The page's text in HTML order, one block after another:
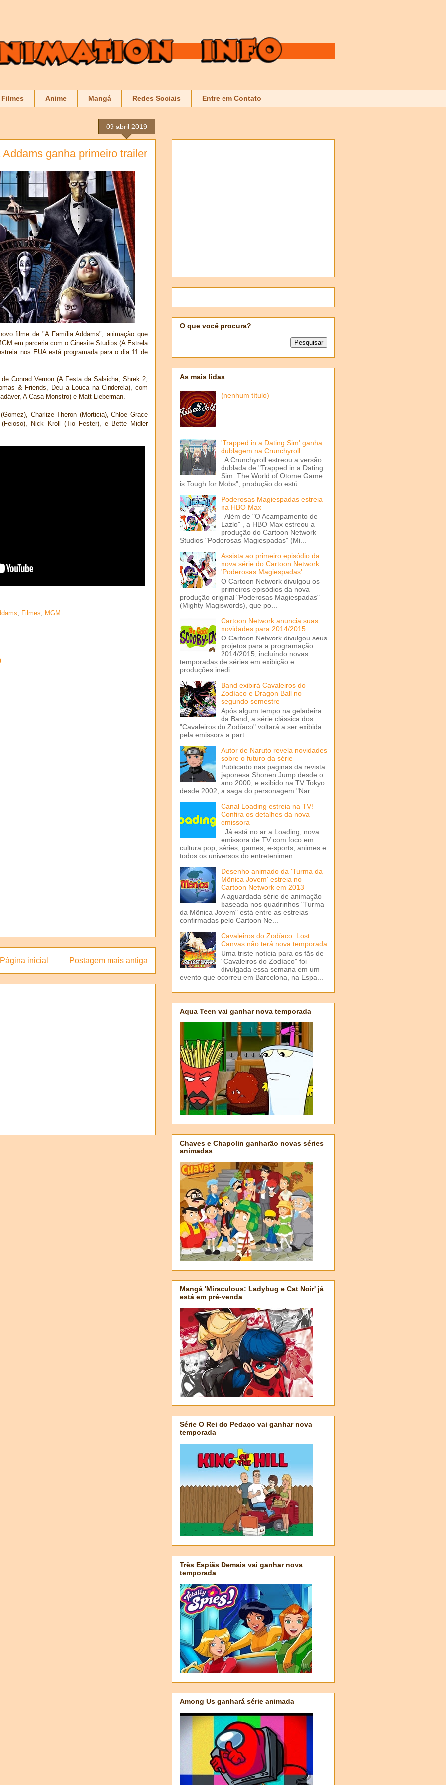
Filmes Anime Mangá Redes Sociais Entre em Contato
09 abril 2019
ganha primeiro trailer
filme de "A Família Addams", animação que
em parceria com o Cinesite Studios (A Estrela
nos EUA está programada para o dia 11 de
Conrad Vernon (A Festa da Salsicha, Shrek 2,
& Friends, Deu a Louca na Cinderela), com
A Casa Monstro) e Matt Lieberman.
Charlize Theron (Morticia), Chloe Grace
(Feioso), Nick Kroll (Tio Fester), e Bette Midler
, Filmes, MGM
Postagem mais antiga
Página inicial
O que você procura?
As mais lidas
(nenhum título)
'Trapped in a Dating Sim' ganha
dublagem na Crunchyroll
A Crunchyroll estreou a versão
dublada de "Trapped in a Dating
Sim: The World of Otome Game
is Tough for Mobs", produção do estú...
Poderosas Magiespadas estreia
na HBO Max
Além de "O Acampamento de
Lazlo" , a HBO Max estreou a
produção do Cartoon Network
Studios "Poderosas Magiespadas" (Mi...
Assista ao primeiro episódio da
nova série do Cartoon Network
'Poderosas Magiespadas'
O Cartoon Network divulgou os
primeiros episódios da nova
produção original "Poderosas Magiespadas"
(Mighty Magiswords), que po...
Cartoon Network anuncia suas
novidades para 2014/2015
O Cartoon Network divulgou seus
projetos para a programação
2014/2015, incluíndo novas
temporadas de séries em exibição e
produções inédi...
Band exibirá Cavaleiros do
Zodíaco e Dragon Ball no
segundo semestre
Após algum tempo na geladeira
da Band, a série clássica dos
"Cavaleiros do Zodíaco" voltará a ser exibida
pela emissora a part...
Autor de Naruto revela novidades
sobre o futuro da série
Publicado nas páginas da revista
japonesa Shonen Jump desde o
ano 2000, e exibido na TV Tokyo
desde 2002, a saga do personagem "Nar...
Canal Loading estreia na TV!
Confira os detalhes da nova
emissora
Já está no ar a Loading, nova
emissora de TV com foco em
cultura pop, séries, games, e-sports, animes e
todos os universos do entretenimen...
Desenho animado da 'Turma da
Mônica Jovem' estreia no
Cartoon Network em 2013
A aguardada série de animação
baseada nos quadrinhos "Turma
da Mônica Jovem" está entre as estreias
confirmadas pelo Cartoon Ne...
Cavaleiros do Zodíaco: Lost
Canvas não terá nova temporada
Uma triste notícia para os fãs de
"Cavaleiros do Zodíaco" foi
divulgada essa semana em um
evento que ocorreu em Barcelona, na Espa...
Aqua Teen vai ganhar nova temporada
Chaves e Chapolin ganharão novas séries
animadas
Mangá 'Miraculous: Ladybug e Cat Noir' já
está em pré-venda
Série O Rei do Pedaço vai ganhar nova
temporada
Três Espiãs Demais vai ganhar nova
temporada
Among Us ganhará série animada